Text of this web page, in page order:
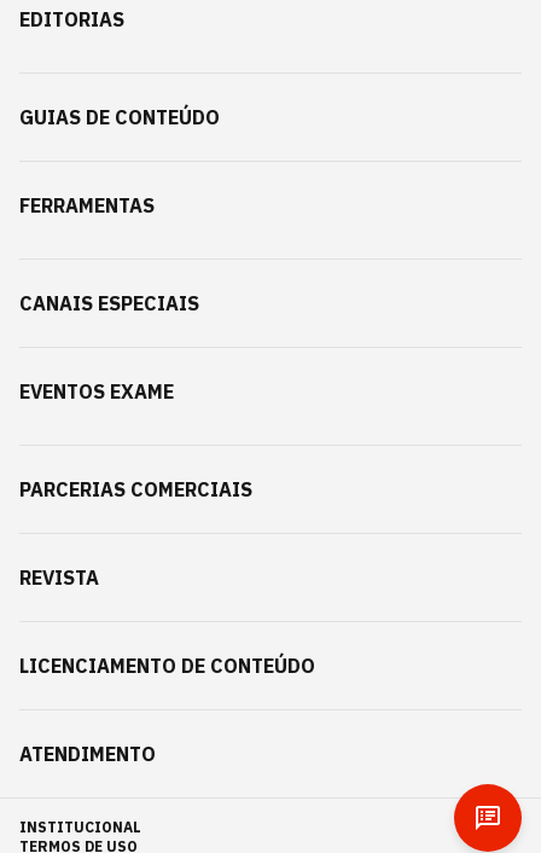
EDITORIAS
GUIAS DE CONTEÚDO
FERRAMENTAS
CANAIS ESPECIAIS
EVENTOS EXAME
PARCERIAS COMERCIAIS
REVISTA
LICENCIAMENTO DE CONTEÚDO
ATENDIMENTO
INSTITUCIONAL
TERMOS DE USO